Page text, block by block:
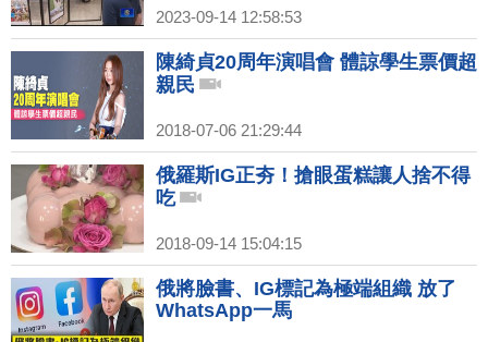
2023-09-14 12:58:53
陳綺貞20周年演唱會 體諒學生票價超
親民
2018-07-06 21:29:44
俄羅斯IG正夯！搶眼蛋糕讓人捨不得
吃
2018-09-14 15:04:15
俄將臉書、IG標記為極端組織 放了
WhatsApp一馬